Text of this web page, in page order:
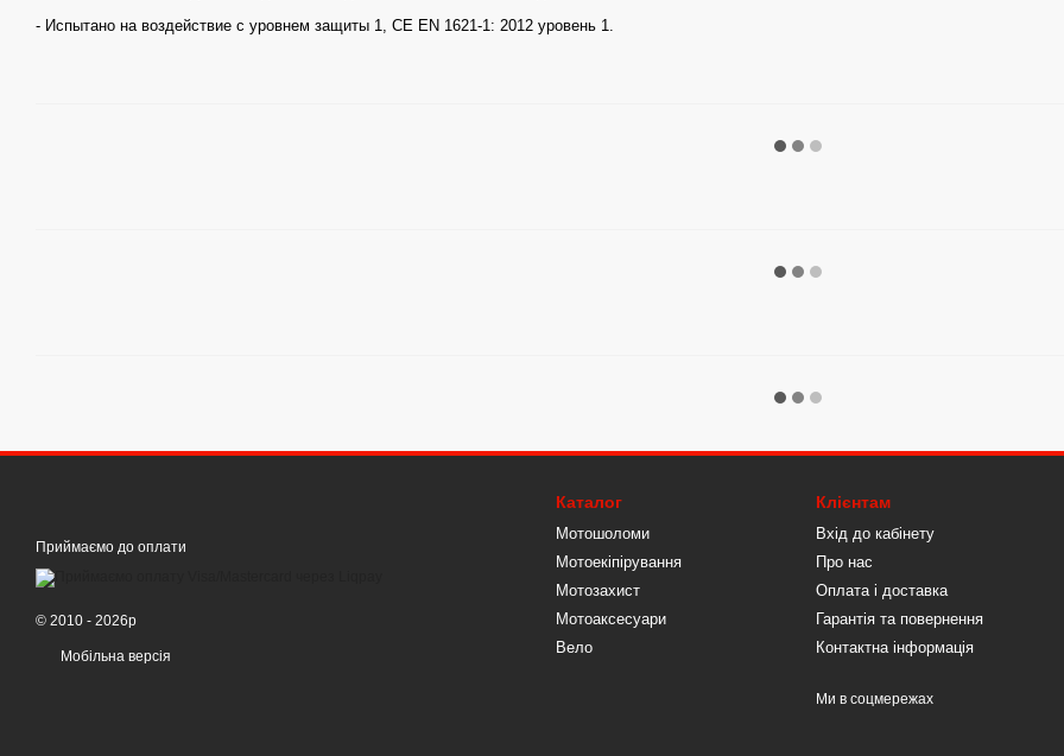
- Испытано на воздействие с уровнем защиты 1, CE EN 1621-1: 2012 уровень 1.
Приймаємо до оплати
© 2010 - 2026р
Мобільна версія
Каталог
Мотошоломи
Мотоекіпірування
Мотозахист
Мотоаксесуари
Вело
Клієнтам
Вхід до кабінету
Про нас
Оплата і доставка
Гарантія та повернення
Контактна інформація
Ми в соцмережах